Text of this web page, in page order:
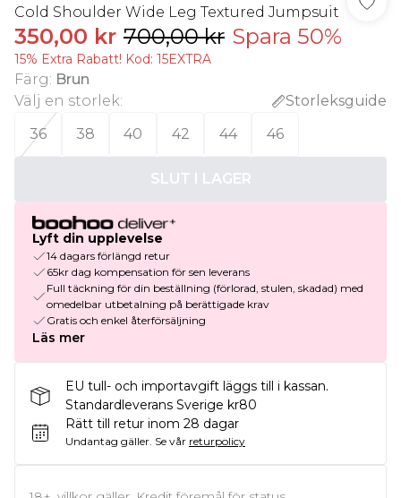
Cold Shoulder Wide Leg Textured Jumpsuit
350,00 kr 700,00 kr Spara 50%
15% Extra Rabatt! Kod: 15EXTRA
Färg: Brun
Välj en storlek:
Storleksguide
36
38 40 42 44 46
SLUT I LAGER
Lyft din upplevelse
14 dagars förlängd retur
65kr dag kompensation för sen leverans
Full täckning för din beställning (förlorad, stulen, skadad) med
omedelbar utbetalning på berättigade krav
Gratis och enkel återförsäljning
Läs mer
EU tull- och importavgift läggs till i kassan.
Standardleverans Sverige kr80
Rätt till retur inom 28 dagar
Undantag gäller. Se vår returpolicy